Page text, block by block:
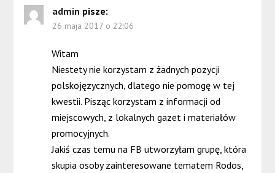
admin pisze:
26 maja 2017 o 22:06
Witam
Niestety nie korzystam z żadnych pozycji
polskojęzycznych, dlatego nie pomogę w tej
kwestii. Pisząc korzystam z informacji od
miejscowych, z lokalnych gazet i materiałów
promocyjnych.
Jakiś czas temu na FB utworzyłam grupę, która
skupia osoby zainteresowane tematem Rodos,